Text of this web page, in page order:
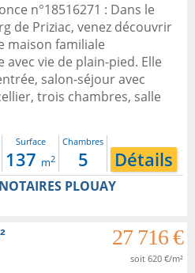
n°18516271 : Dans le
de Priziac, venez découvrir
maison familiale
vie de plain-pied. Elle
salon-séjour avec
trois chambres, salle
Surface
137 m2
Chambres
5 Détails
PLOUAY
27 716 €
soit 620 €/m²